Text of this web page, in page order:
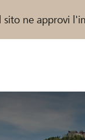
ne approvi